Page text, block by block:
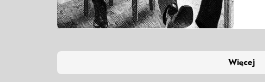
Więcej